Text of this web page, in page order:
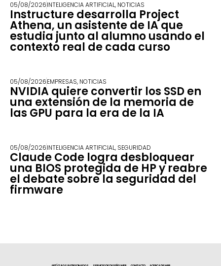
05/08/2026INTELIGENCIA ARTIFICIAL, NOTICIAS
Instructure desarrolla Project
Athena, un asistente de IA que
estudia junto al alumno usando el
contexto real de cada curso
05/08/2026EMPRESAS, NOTICIAS
NVIDIA quiere convertir los SSD en
una extensión de la memoria de
las GPU para la era de la IA
05/08/2026INTELIGENCIA ARTIFICIAL, SEGURIDAD
Claude Code logra desbloquear
una BIOS protegida de HP y reabre
el debate sobre la seguridad del
firmware